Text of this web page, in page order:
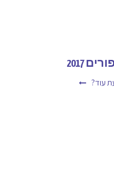
2017
עוד?